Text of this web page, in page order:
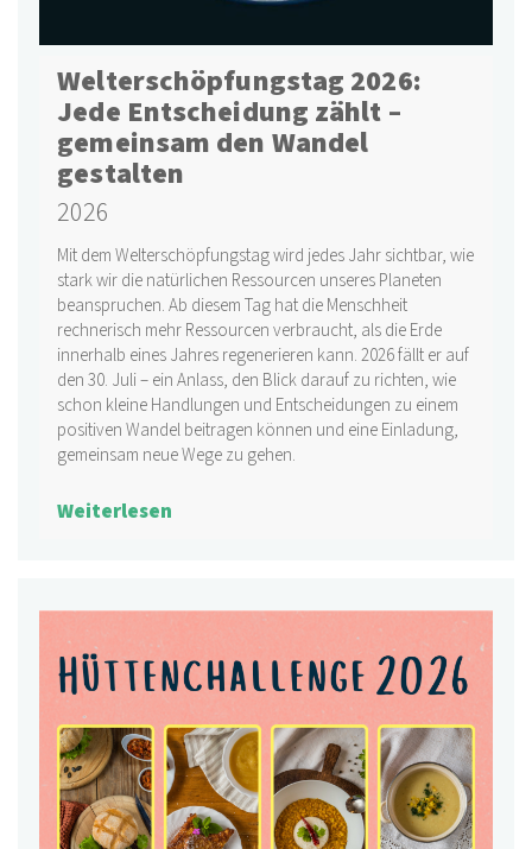
Welterschöpfungstag 2026:
Jede Entscheidung zählt –
gemeinsam den Wandel
gestalten
2026
Mit dem Welterschöpfungstag wird jedes Jahr sichtbar, wie
stark wir die natürlichen Ressourcen unseres Planeten
beanspruchen. Ab diesem Tag hat die Menschheit
rechnerisch mehr Ressourcen verbraucht, als die Erde
innerhalb eines Jahres regenerieren kann. 2026 fällt er auf
den 30. Juli – ein Anlass, den Blick darauf zu richten, wie
schon kleine Handlungen und Entscheidungen zu einem
positiven Wandel beitragen können und eine Einladung,
gemeinsam neue Wege zu gehen.
Weiterlesen